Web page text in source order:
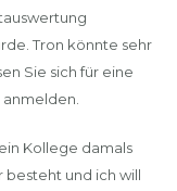
Tron könnte sehr
Sie sich für eine
Kollege damals
und ich will